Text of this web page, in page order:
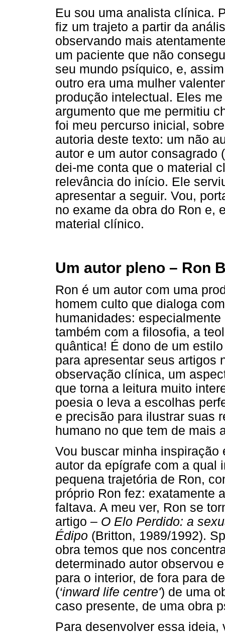
Eu sou uma analista clínica.
fiz um trajeto a partir da
observando mais
um paciente que não
seu mundo psíquico, e,
outro era uma mulher
produção intelectual. Eles
argumento que me permitiu
foi meu percurso inicial,
autoria deste texto: um não
autor e um autor consagrado
dei-me conta que o material
relevância do início. Ele
apresentar a seguir. Vou,
no exame da obra do Ron e,
material clínico.
Um autor pleno – Ron
Ron é um autor com uma
homem culto que dialoga
humanidades:
também com a filosofia, a
quântica! É dono de um
para apresentar seus artigos
observação clínica, um
que torna a leitura muito
poesia o leva a escolhas
e precisão para ilustrar suas
humano no que tem de mais
Vou buscar minha
autor da epígrafe com a qual
pequena trajetória de Ron,
próprio Ron fez: exatamente
faltava. A meu ver, Ron se
artigo – O Elo Perdido: a
Édipo (Britton, 1989/1992).
obra temos que nos
determinado autor observou
para o interior, de fora para
(‘inward life centre') de uma
caso presente, de uma obra
Para desenvolver essa